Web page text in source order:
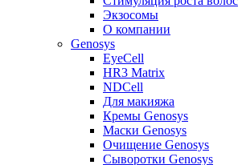
Экзосомы
О компании
Genosys
EyeCell
HR3 Matrix
NDCell
Для макияжа
Кремы Genosys
Маски Genosys
Очищение Genosys
Сыворотки Genosys